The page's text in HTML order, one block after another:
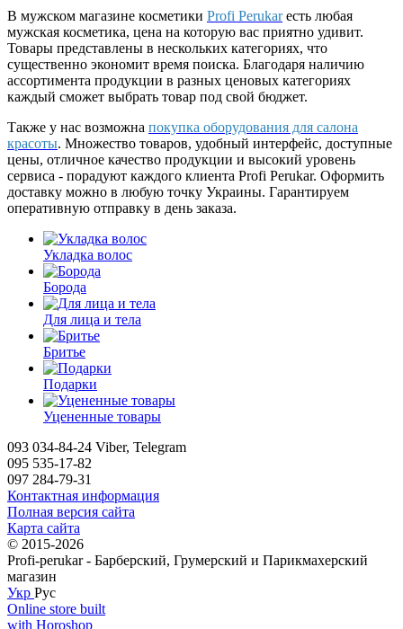
В мужском магазине косметики Profi Perukarесть любая
мужская косметика, цена на которую вас приятно удивит.
Товары представлены в нескольких категориях, что
существенно экономит время поиска. Благодаря наличию
ассортимента продукции в разных ценовых категориях
каждый сможет выбрать товар под свой бюджет.
Также у нас возможна покупка оборудования для салона
красоты. Множество товаров, удобный интерфейс, доступные
цены, отличное качество продукции и высокий уровень
сервиса - порадуют каждого клиента Profi Perukar. Оформить
доставку можно в любую точку Украины. Гарантируем
оперативную отправку в день заказа.
Укладка волос
Борода
Для лица и тела
Бритье
Подарки
Уцененные товары
093 034-84-24 Viber, Telegram
095 535-17-82
097 284-79-31
Контактная информация
Полная версия сайта
Карта сайта
© 2015-2026
Profi-perukar - Барберский, Грумерский и Парикмахерский
магазин
Укр Рус
Online store built
with Horoshop